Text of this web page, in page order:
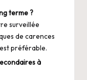
terme ?
surveillée
de carences
préférable.
à